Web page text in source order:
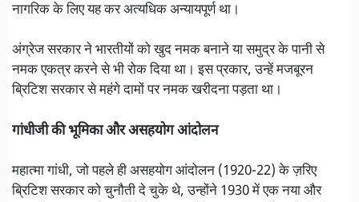
नागरिक के लिए यह कर अत्यधिक अन्यायपूर्ण था।
अंग्रेज सरकार ने भारतीयों को खुद नमक बनाने या समुद्र के पानी से
नमक एकत्र करने से भी रोक दिया था। इस प्रकार, उन्हें मजबूरन
ब्रिटिश सरकार से महंगे दामों पर नमक खरीदना पड़ता था।
गांधीजी की भूमिका और असहयोग आंदोलन
महात्मा गांधी, जो पहले ही असहयोग आंदोलन (1920-22) के ज़रिए
ब्रिटिश सरकार को चुनौती दे चुके थे, उन्होंने 1930 में एक नया और